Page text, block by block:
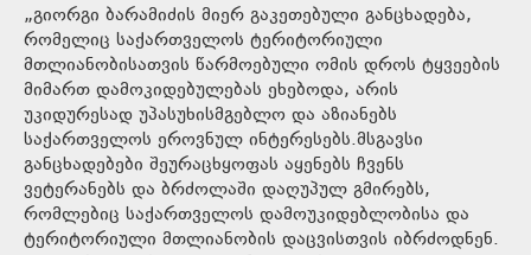
„გიორგი ბარამიძის მიერ გაკეთებული განცხადება,
რომელიც საქართველოს ტერიტორიული
მთლიანობისათვის წარმოებული ომის დროს ტყვეების
მიმართ დამოკიდებულებას ეხებოდა, არის
უკიდურესად უპასუხისმგებლო და აზიანებს
საქართველოს ეროვნულ ინტერესებს.მსგავსი
განცხადებები შეურაცხყოფას აყენებს ჩვენს
ვეტერანებს და ბრძოლაში დაღუპულ გმირებს,
რომლებიც საქართველოს დამოუკიდებლობისა და
ტერიტორიული მთლიანობის დაცვისთვის იბრძოდნენ.